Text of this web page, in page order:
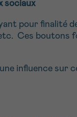
sociaux
pour finalité
Ces boutons
influence sur